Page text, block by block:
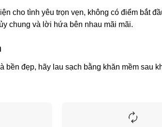
cho tình yêu trọn vẹn, không có điểm bắt
chung và lời hứa bên nhau mãi mãi.
bền đẹp, hãy lau sạch bằng khăn mềm sau